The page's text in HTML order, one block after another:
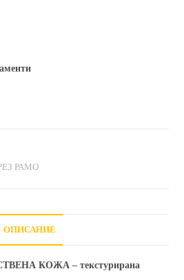
РАМО
ОПИСАНИЕ
КОЖА – текстурирана